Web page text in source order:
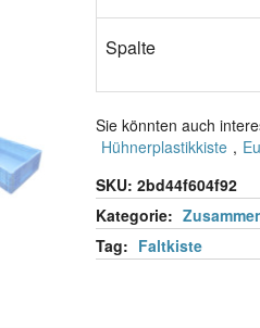
Spalte
Sie könnten auch
Hühnerplastikkiste ,
SKU: 2bd44f604f92
Kategorie:
Tag: Faltkiste